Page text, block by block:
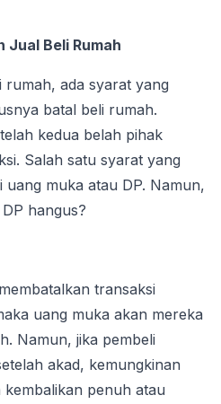
Jual Beli Rumah
rumah, ada syarat yang
batal beli rumah.
kedua belah pihak
Salah satu syarat yang
uang muka atau DP. Namun,
hangus?
transaksi
uang muka akan mereka
Namun, jika pembeli
akad, kemungkinan
penuh atau